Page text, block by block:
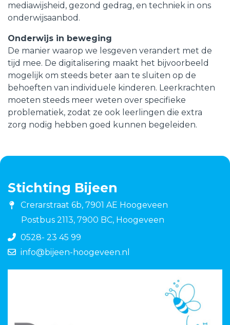
mediawijsheid, gezond gedrag, en techniek in ons
onderwijsaanbod.
Onderwijs in beweging
De manier waarop we lesgeven verandert met de
tijd mee. De digitalisering maakt het bijvoorbeeld
mogelijk om steeds beter aan te sluiten op de
behoeften van individuele kinderen. Leerkrachten
moeten steeds meer weten over specifieke
problematiek, zodat ze ook leerlingen die extra
zorg nodig hebben goed kunnen begeleiden.
Stichting Bijeen
Crerarstraat 6b, 7901 AE Hoogeveen
Postbus 2113, 7900 BC, Hoogeveen
0528- 23 45 99
info@bijeen-hoogeveen.nl